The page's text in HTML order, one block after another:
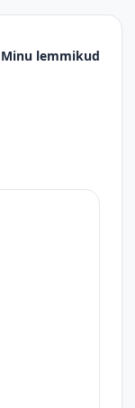
Minu lemmikud